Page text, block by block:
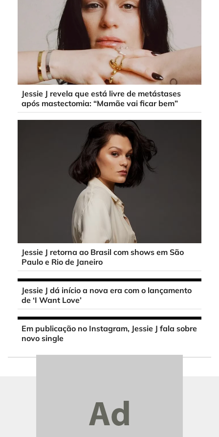
Jessie J revela que está livre de metástases
após mastectomia: “Mamãe vai ficar bem”
Jessie J retorna ao Brasil com shows em São
Paulo e Rio de Janeiro
Jessie J dá início a nova era com o lançamento
de ‘I Want Love’
Em publicação no Instagram, Jessie J fala sobre
novo single